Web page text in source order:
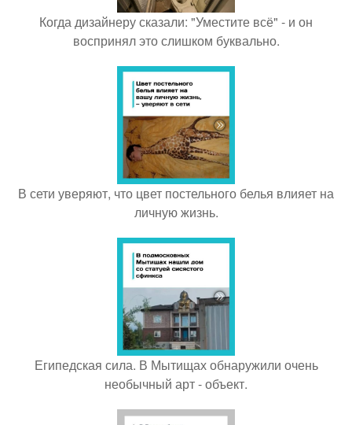
Когда дизайнеру сказали: "Уместите всё" - и он
воспринял это слишком буквально.
В сети уверяют, что цвет постельного белья влияет на
личную жизнь.
Египедская сила. В Мытищах обнаружили очень
необычный арт - объект.